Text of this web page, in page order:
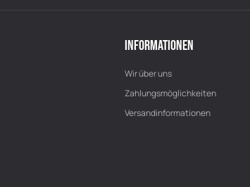
INFORMATIONEN
Wir über uns
Zahlungsmöglichkeiten
Versandinformationen